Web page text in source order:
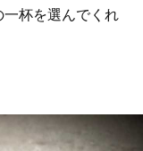
杯を選んでくれ